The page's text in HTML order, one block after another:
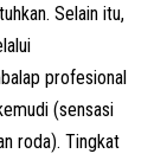
Selain itu,
profesional
(sensasi
roda). Tingkat